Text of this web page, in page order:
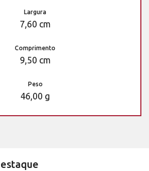
Largura
7,60 cm
Comprimento
9,50 cm
Peso
46,00 g